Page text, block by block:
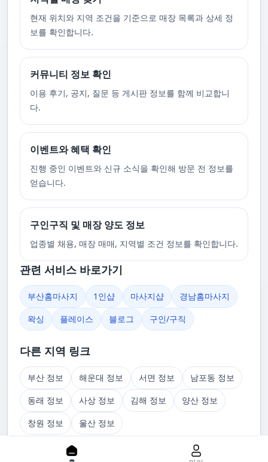
현재 위치와 지역 조건을 기준으로 매장 목록과 상세 정
보를 확인합니다.
커뮤니티 정보 확인
이용 후기, 공지, 질문 등 게시판 정보를 함께 비교합니
다.
이벤트와 혜택 확인
진행 중인 이벤트와 신규 소식을 확인해 방문 전 정보를
얻습니다.
구인구직 및 매장 양도 정보
업종별 채용, 매장 매매, 지역별 조건 정보를 확인합니다.
관련 서비스 바로가기
부산홈마사지 1인샵 마사지샵
경남홈마사지
왁싱
플레이스 블로그 구인/구직
다른 지역 링크
부산 정보 해운대 정보 서면 정보
남포동 정보
동래 정보
사상 정보 김해 정보
양산 정보
창원 정보
울산 정보